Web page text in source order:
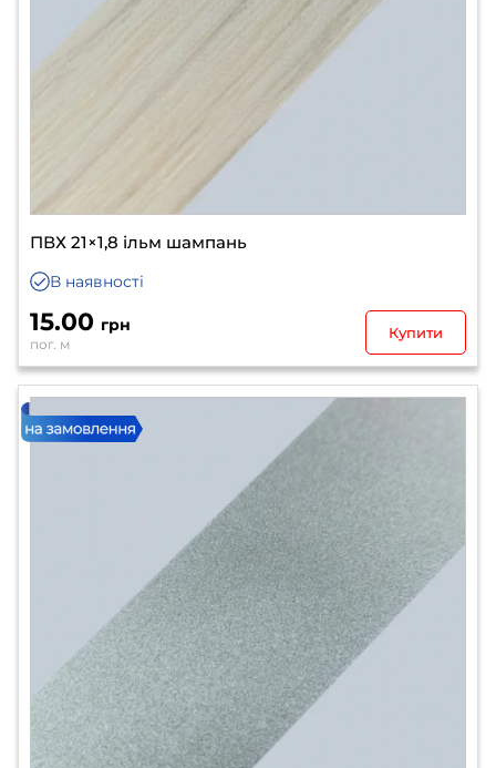
ПВХ 21×1,8 ільм шампань
В наявності
15.00 грн
пог. м
Купити